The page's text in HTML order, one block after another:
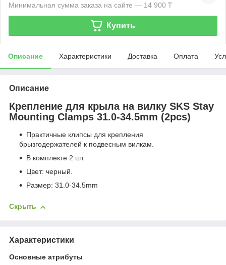
Минимальная сумма заказа на сайте — 14 900 ₸
Купить
Описание Характеристики Доставка Оплата
Описание
Крепление для крыла на вилку SKS Stay
Mounting Clamps 31.0-34.5mm (2pcs)
Практичные клипсы для крепления
брызгодержателей к подвесным вилкам.
В комплекте 2 шт.
Цвет: черный.
Размер: 31.0-34.5mm
Скрыть
Характеристики
Основные атрибуты